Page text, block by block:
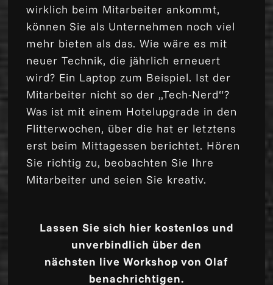
wirklich beim Mitarbeiter ankommt,
können Sie als Unternehmen noch viel
mehr bieten als das. Wie wäre es mit
neuer Technik, die jährlich erneuert
wird? Ein Laptop zum Beispiel. Ist der
Mitarbeiter nicht so der „Tech-Nerd“?
Was ist mit einem Hotelupgrade in den
Flitterwochen, über die hat er letztens
erst beim Mittagessen berichtet. Hören
Sie richtig zu, beobachten Sie Ihre
Mitarbeiter und seien Sie kreativ.
Lassen Sie sich hier kostenlos und
unverbindlich über den
nächsten live Workshop von Olaf
benachrichtigen.